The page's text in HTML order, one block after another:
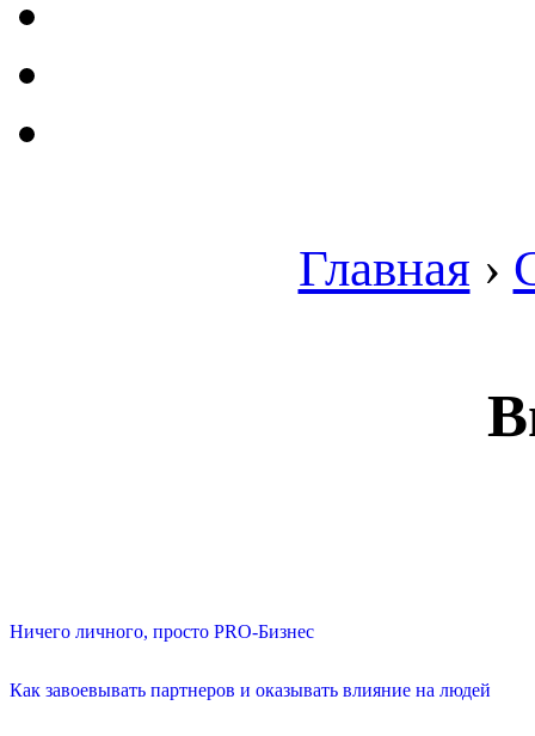
Главная ›
Ничего личного, просто PRO-Бизнес
Как завоевывать партнеров и оказывать влияние на людей